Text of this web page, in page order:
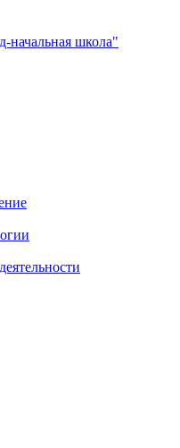
начальная школа"